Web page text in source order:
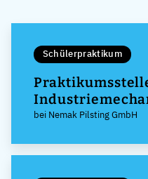
Schülerpraktikum
bei Nemak Pilsting GmbH